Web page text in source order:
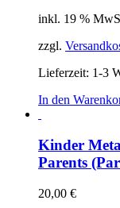
inkl. 19 %
zzgl.
Lieferzeit: 1-3
In den
Kinder
Parents
20,00 €